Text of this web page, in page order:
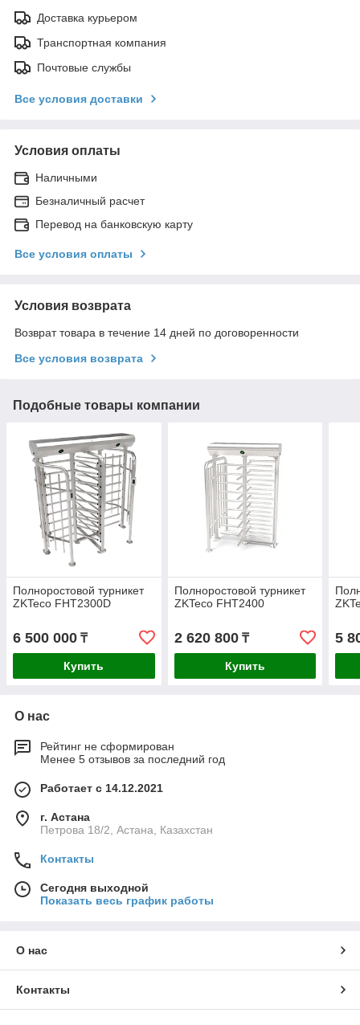
Доставка курьером
Транспортная компания
Почтовые службы
Все условия доставки
Условия оплаты
Наличными
Безналичный расчет
Перевод на банковскую карту
Все условия оплаты
Условия возврата
Возврат товара в течение 14 дней по договоренности
Все условия возврата
Подобные товары компании
Полноростовой турникет
ZKTeco FHT2300D
6 500 000 ₸
Купить
Полноростовой турникет
ZKTeco FHT2400
2 620 800₸
Купить
5
О нас
Рейтинг не сформирован
Менее 5 отзывов за последний год
Работает с 14.12.2021
г. Астана
Петрова 18/2, Астана, Казахстан
Контакты
Сегодня выходной
Показать весь график работы
О нас
Контакты